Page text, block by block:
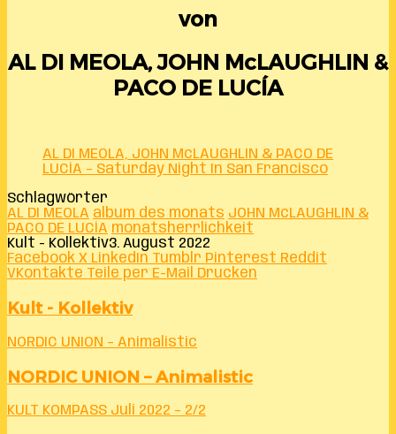
von
AL DI MEOLA, JOHN McLAUGHLIN &
PACO DE LUCÍA
AL DI MEOLA, JOHN McLAUGHLIN & PACO DE
LUCÍA – Saturday Night In San Francisco
Schlagwörter
AL DI MEOLA album des monats JOHN McLAUGHLIN &
PACO DE LUCÍA monatsherrlichkeit
Kult - Kollektiv3. August 2022
Facebook X LinkedIn Tumblr Pinterest Reddit
VKontakte Teile per E-Mail Drucken
Kult - Kollektiv
NORDIC UNION – Animalistic
NORDIC UNION – Animalistic
KULT KOMPASS Juli 2022 – 2/2